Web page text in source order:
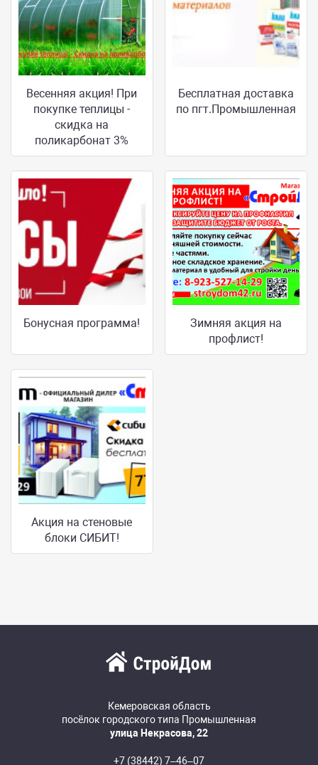
Весенняя акция! При
покупке теплицы -
скидка на
поликарбонат 3%
Бесплатная доставка
по пгт.Промышленная
Бонусная программа!
Зимняя акция на
профлист!
Акция на стеновые
блоки СИБИТ!
Кемеровская область
посёлок городского типа Промышленная
улица Некрасова, 22
+7 (38442) 7‒46‒07